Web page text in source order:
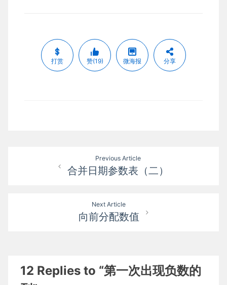
打赏 赞(19) 微海报 分享
Previous Article
合并日期参数表（二）
Next Article
向前分配数值
12 Replies to “第一次出现负数的